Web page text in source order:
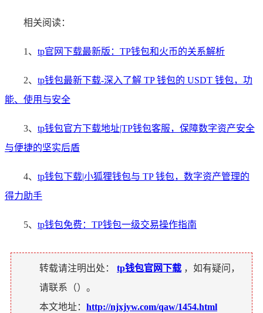
相关阅读：
1、 tp官网下载最新版：TP钱包和火币的关系解析
2、 tp钱包最新下载-深入了解 TP 钱包的 USDT 钱包，功
能、使用与安全
3、 tp钱包官方下载地址|TP钱包客服，保障数字资产安全
与便捷的坚实后盾
4、 tp钱包下载|小狐狸钱包与 TP 钱包，数字资产管理的
得力助手
5、 tp钱包免费：TP钱包一级交易操作指南
转载请注明出处： tp钱包官网下载 ，如有疑问，
请联系（）。
本文地址： http://njxjyw.com/qaw/1454.html